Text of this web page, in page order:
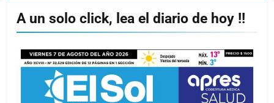
A un solo click, lea el diario de hoy !!